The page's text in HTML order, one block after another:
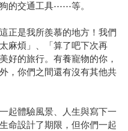
的交通工具⋯⋯等。
正是我所羨慕的地方！我們
麻煩」、「算了吧下次再
的旅行。有養寵物的你，
，你們之間還有沒有其他共
起體驗風景、人生與寫下一
命設計了期限，但你們一起